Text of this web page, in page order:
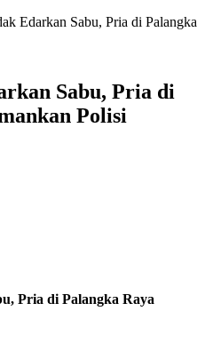
Edarkan Sabu, Pria di Palangka
Sabu, Pria di
Polisi
Pria di Palangka Raya